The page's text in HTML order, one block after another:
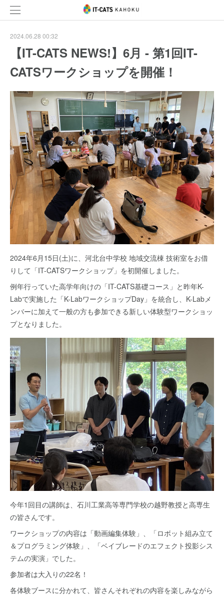
2024.06.28 00:32
【IT-CATS NEWS!】6月 - 第1回IT-
CATSワークショップを開催！
2024年6月15日(土)に、河北台中学校 地域交流棟 技術室をお借
りして「IT-CATSワークショップ」を初開催しました。
例年行っていた高学年向けの「IT-CATS基礎コース」と昨年K-
Labで実施した「K-LabワークショップDay」を統合し、K-Labメ
ンバーに加えて一般の方も参加できる新しい体験型ワークショッ
プとなりました。
今年1回目の講師は、石川工業高等専門学校の越野教授と高専生
の皆さんです。
ワークショップの内容は「動画編集体験」、「ロボット組み立て
＆プログラミング体験」、「ベイブレードのエフェクト投影シス
テムの実演」でした。
参加者は大入りの22名！
各体験ブースに分かれて、皆さんそれぞれの内容を楽しみながら